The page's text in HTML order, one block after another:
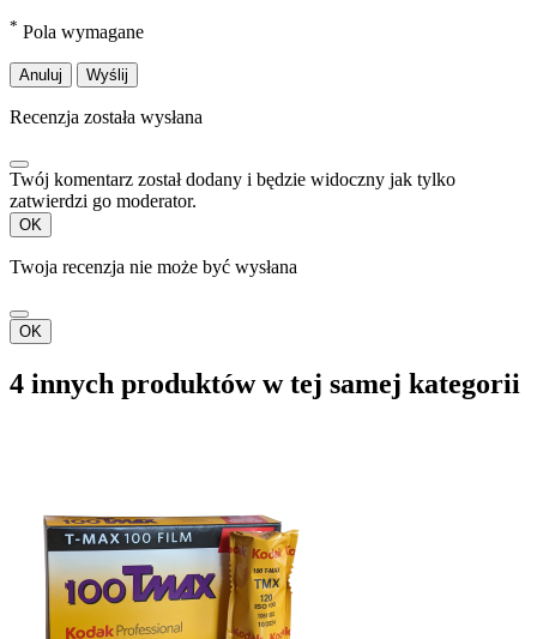
* Pola wymagane
Anuluj Wyślij
Recenzja została wysłana
Twój komentarz został dodany i będzie widoczny jak tylko
zatwierdzi go moderator.
OK
Twoja recenzja nie może być wysłana
OK
4 innych produktów w tej samej kategorii